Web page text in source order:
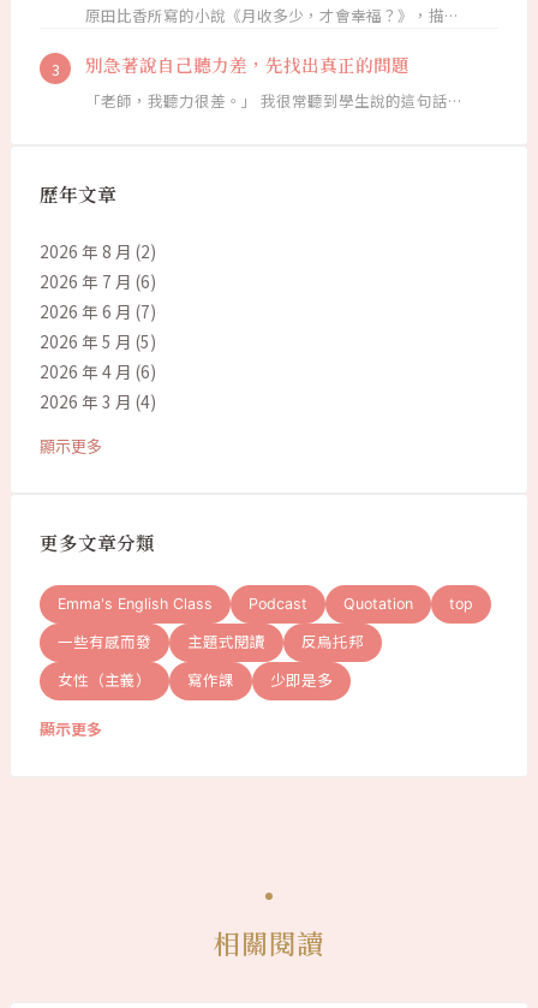
原田比香所寫的小說《月收多少，才會幸福？》，描…
別急著說自己聽力差，先找出真正的問題
「老師，我聽力很差。」 我很常聽到學生說的這句話…
歷年文章
2026 年 8 月 (2)
2026 年 7 月 (6)
2026 年 6 月 (7)
2026 年 5 月 (5)
2026 年 4 月 (6)
2026 年 3 月 (4)
顯示更多
更多文章分類
Emma's English Class Podcast Quotation top
一些有感而發 主題式閱讀 反烏托邦
女性（主義） 寫作課 少即是多
顯示更多
相關閱讀